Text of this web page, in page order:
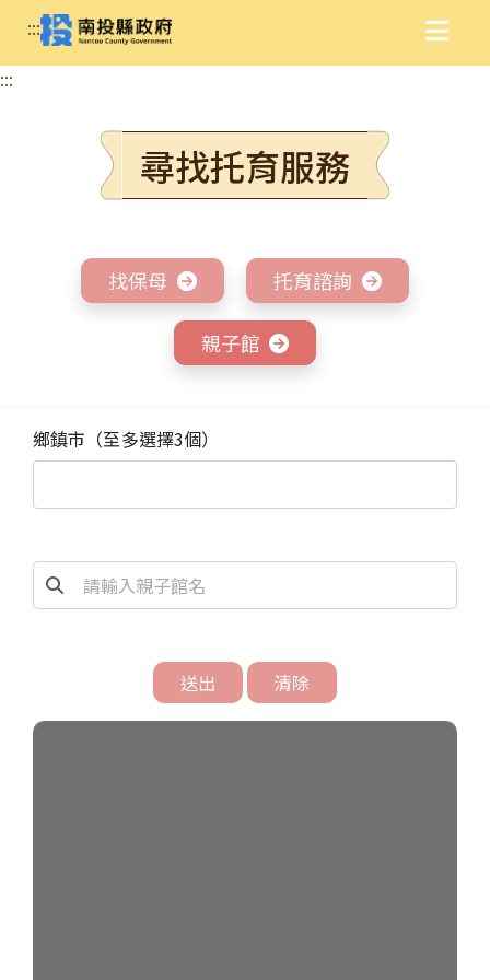
:::
:::
尋找托育服務
找保母 托育諮詢
親子館
鄉鎮市（至多選擇3個）
送出 清除